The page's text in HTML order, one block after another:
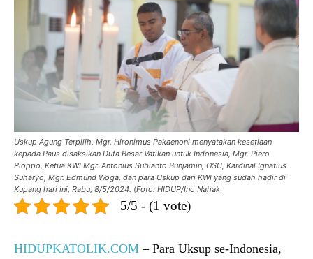
Uskup Agung Terpilih, Mgr. Hironimus Pakaenoni menyatakan kesetiaan
kepada Paus disaksikan Duta Besar Vatikan untuk Indonesia, Mgr. Piero
Pioppo, Ketua KWI Mgr. Antonius Subianto Bunjamin, OSC, Kardinal Ignatius
Suharyo, Mgr. Edmund Woga, dan para Uskup dari KWI yang sudah hadir di
Kupang hari ini, Rabu, 8/5/2024. (Foto: HIDUP/Ino Nahak
5/5 - (1 vote)
HIDUPKATOLIK.COM – Para Uksup se-Indonesia,